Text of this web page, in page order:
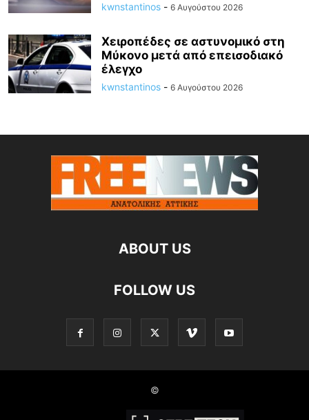
kwnstantinos - 6 Αυγούστου 2026
Χειροπέδες σε αστυνομικό στη
Μύκονο μετά από επεισοδιακό
έλεγχο
kwnstantinos - 6 Αυγούστου 2026
ABOUT US
FOLLOW US
©